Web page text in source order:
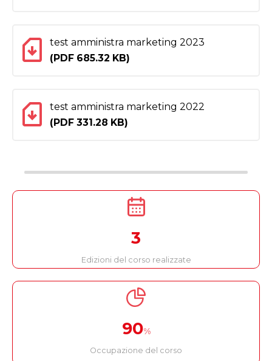
test amministra marketing 2023
(PDF 685.32 KB)
test amministra marketing 2022
(PDF 331.28 KB)
3
Edizioni del corso realizzate
90%
Occupazione del corso